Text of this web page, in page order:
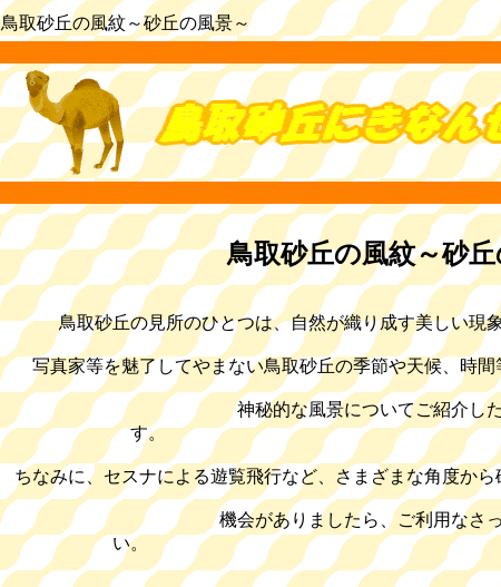
鳥取砂丘の風紋～砂丘の風景～
鳥取砂丘の風紋～砂
鳥取砂丘の見所のひとつは、自然が織り成す美しい現
写真家等を魅了してやまない鳥取砂丘の季節や天候、時
神秘的な風景についてご紹介し
す
ちなみに、セスナによる遊覧飛行など、さまざまな角度か
機会がありましたら、ご利用なさ
い